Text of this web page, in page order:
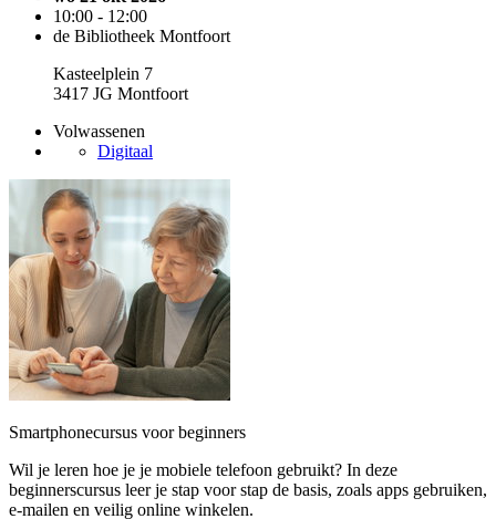
10:00 - 12:00
de Bibliotheek Montfoort
Kasteelplein 7
3417 JG Montfoort
Volwassenen
Digitaal
Smartphonecursus voor beginners
Wil je leren hoe je je mobiele telefoon gebruikt? In deze
beginnerscursus leer je stap voor stap de basis, zoals apps gebruiken,
e-mailen en veilig online winkelen.